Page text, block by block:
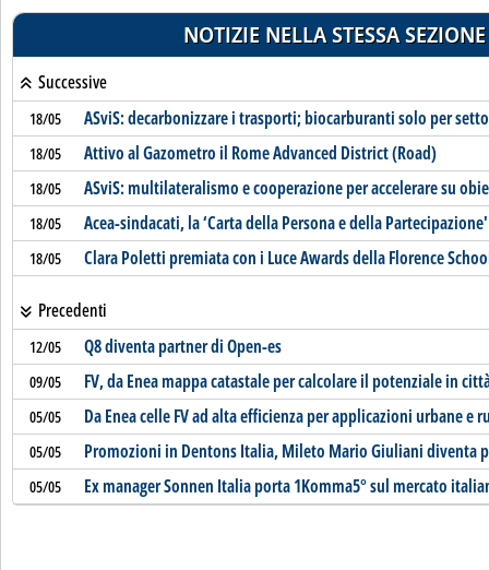
NOTIZIE NELLA STESSA SEZIONE
Successive
18/05 ASviS: decarbonizzare i trasporti; biocarburanti solo per
18/05 Attivo al Gazometro il Rome Advanced District (Road)
18/05 ASviS: multilateralismo e cooperazione per accelerare su
18/05 Acea-sindacati, la ‘Carta della Persona e della Partecipazione'
18/05 Clara Poletti premiata con i Luce Awards della Florence
Precedenti
12/05 Q8 diventa partner di Open-es
09/05 FV, da Enea mappa catastale per calcolare il potenziale in
05/05 Da Enea celle FV ad alta efficienza per applicazioni urbane e
05/05 Promozioni in Dentons Italia, Mileto Mario Giuliani diventa
05/05 Ex manager Sonnen Italia porta 1Komma5° sul mercato